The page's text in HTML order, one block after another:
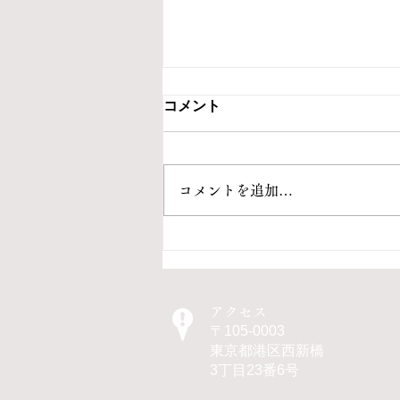
5月・6月の状況
コメント
コメントを追加…
アクセス
〒105-0003
東京都港区西新橋
3丁目23番6号